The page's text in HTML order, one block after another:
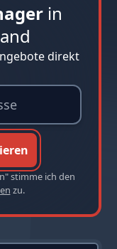
in
direkt
stimme ich den
zu.